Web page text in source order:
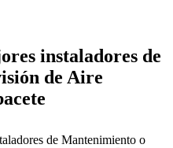
instaladores de
de Aire
de Mantenimiento o